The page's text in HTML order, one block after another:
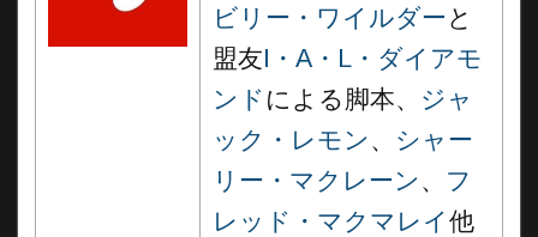
ビリー・ワイルダーと
盟友I・A・L・ダイアモ
ンド による脚本、 ジャ
ック・レモン 、 シャー
リー・マクレーン 、 フ
レッド・マクマレイ他